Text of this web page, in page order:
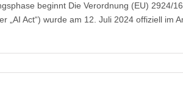
beginnt Die Verordnung (EU) 2924/
Act“) wurde am 12. Juli 2024 offiziell im